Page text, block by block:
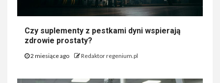
Czy suplementy z pestkami dyni wspierają
zdrowie prostaty?
2 miesiące ago Redaktor regenium.pl